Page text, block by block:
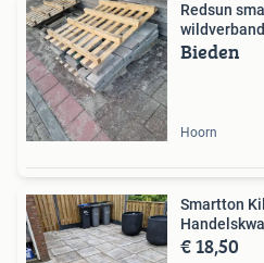
Redsun
Bieden
Hoorn
Smartton
€ 18,50